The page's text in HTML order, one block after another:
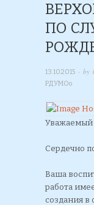
ПО
13.10.2015 · by
РДУМОо
Уважаемый
Сердечно
Ваша
работа
создания